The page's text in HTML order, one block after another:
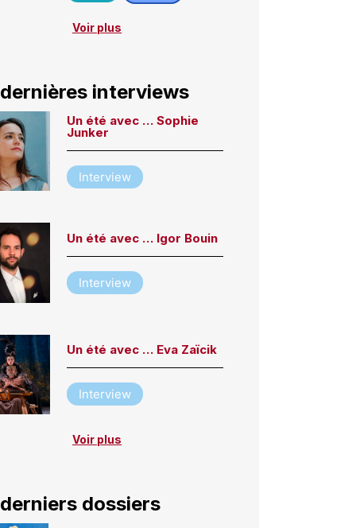
Voir plus
interviews
Un été avec … Sophie
Junker
Interview
Un été avec … Igor Bouin
Interview
Un été avec … Eva Zaïcik
Interview
Voir plus
dossiers